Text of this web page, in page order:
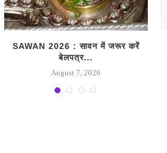
SAWAN 2026 : सावन में जरूर करें
बेलपत्र...
August 7, 2026